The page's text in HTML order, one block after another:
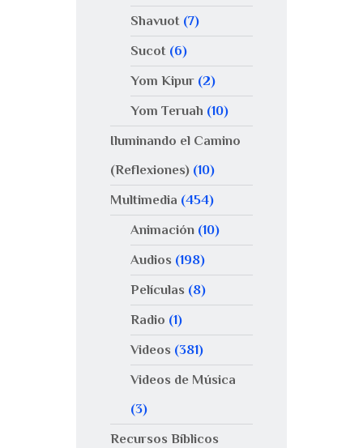
Shavuot(7)
Sucot(6)
Yom Kipur(2)
Yom Teruah (10)
Iluminando el Camino
(Reflexiones) (10)
Multimedia (454)
Animación(10)
Audios (198)
Películas (8)
Radio (1)
Videos (381)
Videos de Música
(3)
Recursos Bíblicos